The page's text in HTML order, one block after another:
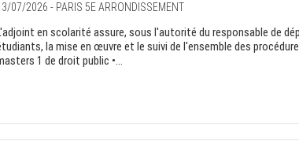
07/2026 - PARIS 5E ARRONDISSEMENT
en scolarité assure, sous l'autorité du responsable de
la mise en œuvre et le suivi de l'ensemble des
1 de droit public •...